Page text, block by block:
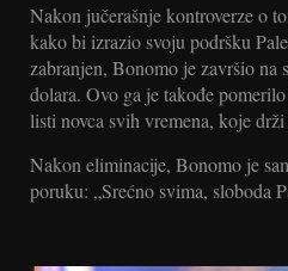
Nakon jučerašnje kontroverze o
kako bi izrazio svoju podršku
zabranjen, Bonomo je završio na
dolara. Ovo ga je takođe
listi novca svih vremena, koje
Nakon eliminacije, Bonomo je
poruku: „Srećno svima, sloboda